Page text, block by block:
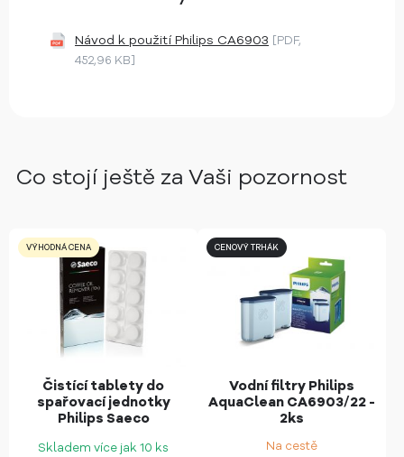
Návod k použití Philips CA6903 [PDF,
452,96 KB]
Co stojí ještě za Vaši pozornost
VÝHODNÁ CENA
Čistící tablety do
spařovací jednotky
Philips Saeco
Skladem více jak 10 ks
CENOVÝ TRHÁK
Vodní filtry Philips
AquaClean CA6903/22 -
2ks
Na cestě